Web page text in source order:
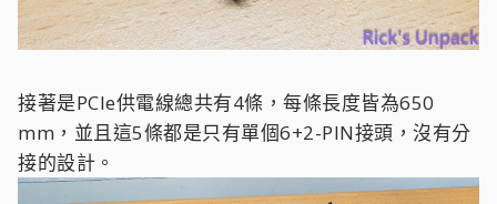
接著是PCIe供電線總共有4條，每條長度皆為650
mm，並且這5條都是只有單個6+2-PIN接頭，沒有分
接的設計。